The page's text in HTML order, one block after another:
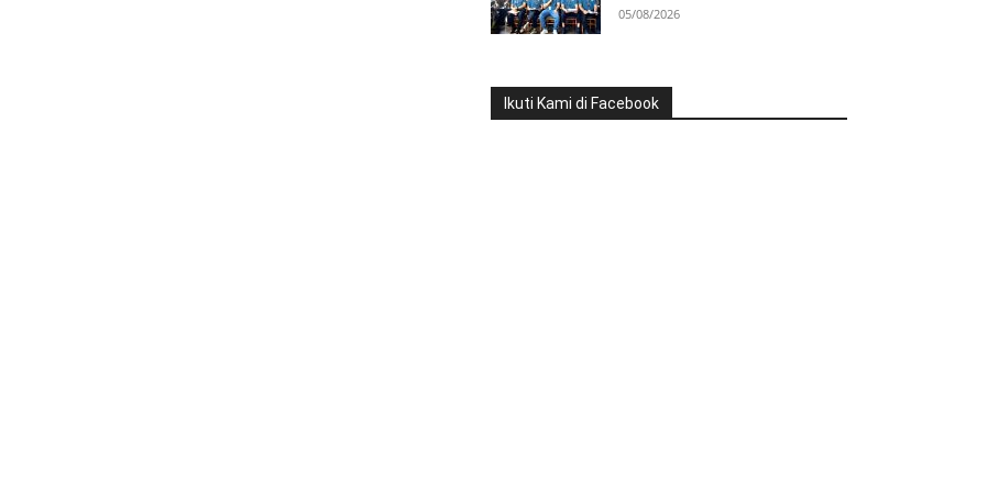
05/08/2026
Ikuti Kami di Facebook